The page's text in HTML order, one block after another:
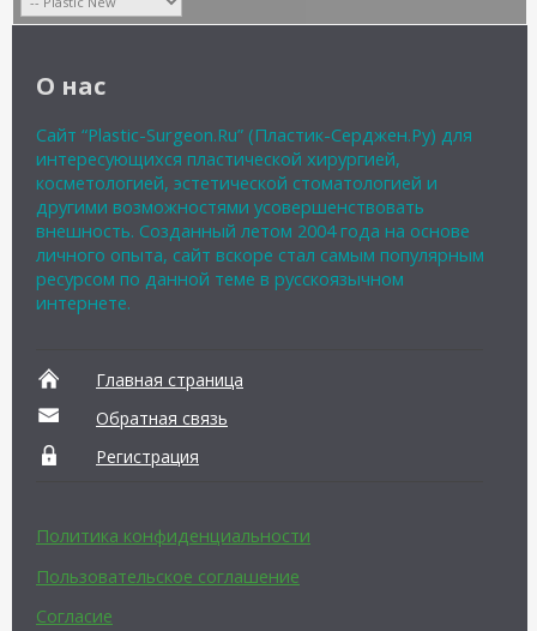
О нас
Сайт “Plastic-Surgeon.Ru” (Пластик-Серджен.Ру) для
интересующихся пластической хирургией,
косметологией, эстетической стоматологией и
другими возможностями усовершенствовать
внешность. Созданный летом 2004 года на основе
личного опыта, сайт вскоре стал самым популярным
ресурсом по данной теме в русскоязычном
интернете.
Главная страница
Обратная связь
Регистрация
Политика конфиденциальности
Пользовательское соглашение
Согласие